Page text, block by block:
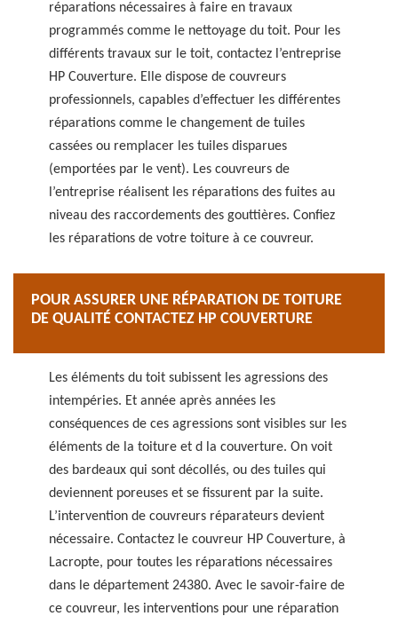
réparations nécessaires à faire en travaux
programmés comme le nettoyage du toit. Pour les
différents travaux sur le toit, contactez l’entreprise
HP Couverture. Elle dispose de couvreurs
professionnels, capables d’effectuer les différentes
réparations comme le changement de tuiles
cassées ou remplacer les tuiles disparues
(emportées par le vent). Les couvreurs de
l’entreprise réalisent les réparations des fuites au
niveau des raccordements des gouttières. Confiez
les réparations de votre toiture à ce couvreur.
POUR ASSURER UNE RÉPARATION DE TOITURE
DE QUALITÉ CONTACTEZ HP COUVERTURE
Les éléments du toit subissent les agressions des
intempéries. Et année après années les
conséquences de ces agressions sont visibles sur les
éléments de la toiture et d la couverture. On voit
des bardeaux qui sont décollés, ou des tuiles qui
deviennent poreuses et se fissurent par la suite.
L’intervention de couvreurs réparateurs devient
nécessaire. Contactez le couvreur HP Couverture, à
Lacropte, pour toutes les réparations nécessaires
dans le département 24380. Avec le savoir-faire de
ce couvreur, les interventions pour une réparation